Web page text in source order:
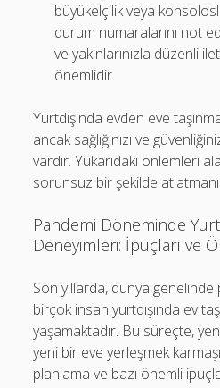
büyükelçilik veya
durum numaralarını not
ve yakınlarınızla düzenli
önemlidir.
Yurtdışında evden eve
ancak sağlığınızı ve
vardır. Yukarıdaki önlemleri
sorunsuz bir şekilde
Pandemi Döneminde
Deneyimleri: İpuçları ve
Son yıllarda, dünya
birçok insan yurtdışında ev
yaşamaktadır. Bu süreçte,
yeni bir eve yerleşmek
planlama ve bazı önemli